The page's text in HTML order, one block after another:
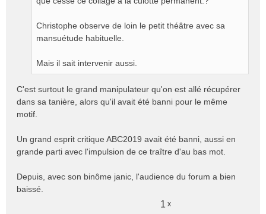
Christophe observe de loin le petit théâtre avec sa
mansuétude habituelle.
Mais il sait intervenir aussi.
C'est surtout le grand manipulateur qu'on est allé récupérer
dans sa tanière, alors qu'il avait été banni pour le même
motif.
Un grand esprit critique ABC2019 avait été banni, aussi en
grande parti avec l'impulsion de ce traître d'au bas mot.
Depuis, avec son binôme janic, l'audience du forum a bien
baissé.
1 x